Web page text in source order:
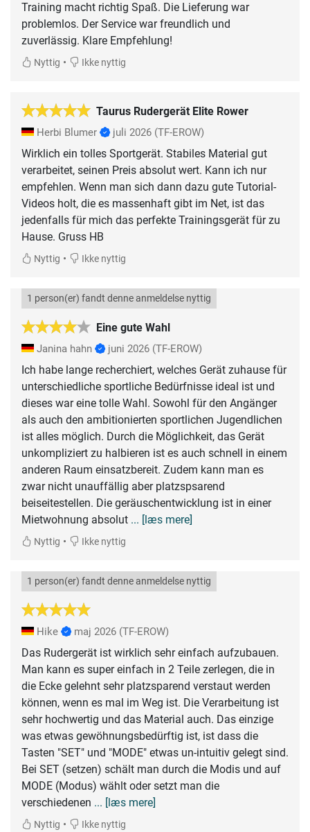
Training macht richtig Spaß. Die Lieferung war
problemlos. Der Service war freundlich und
zuverlässig. Klare Empfehlung!
Nyttig • Ikke nyttig
Taurus Rudergerät Elite Rower
Herbi Blumer juli 2026 (TF-EROW)
Wirklich ein tolles Sportgerät. Stabiles Material gut
verarbeitet, seinen Preis absolut wert. Kann ich nur
empfehlen. Wenn man sich dann dazu gute Tutorial-
Videos holt, die es massenhaft gibt im Net, ist das
jedenfalls für mich das perfekte Trainingsgerät für zu
Hause. Gruss HB
Nyttig • Ikke nyttig
Eine gute Wahl
1 person(er) fandt denne anmeldelse nyttig
Janina hahn juni 2026 (TF-EROW)
Ich habe lange recherchiert, welches Gerät zuhause für
unterschiedliche sportliche Bedürfnisse ideal ist und
dieses war eine tolle Wahl. Sowohl für den Angänger
als auch den ambitionierten sportlichen Jugendlichen
ist alles möglich. Durch die Möglichkeit, das Gerät
unkompliziert zu halbieren ist es auch schnell in einem
anderen Raum einsatzbereit. Zudem kann man es
zwar nicht unauffällig aber platzspsarend
beiseitestellen. Die geräuschentwicklung ist in einer
Mietwohnung absolut ... [læs mere]
Nyttig • Ikke nyttig
1 person(er) fandt denne anmeldelse nyttig
Hike maj 2026 (TF-EROW)
Das Rudergerät ist wirklich sehr einfach aufzubauen.
Man kann es super einfach in 2 Teile zerlegen, die in
die Ecke gelehnt sehr platzsparend verstaut werden
können, wenn es mal im Weg ist. Die Verarbeitung ist
sehr hochwertig und das Material auch. Das einzige
was etwas gewöhnungsbedürftig ist, ist dass die
Tasten "SET" und "MODE" etwas un-intuitiv gelegt sind.
Bei SET (setzen) schält man durch die Modis und auf
MODE (Modus) wählt oder setzt man die
verschiedenen ... [læs mere]
Nyttig • Ikke nyttig